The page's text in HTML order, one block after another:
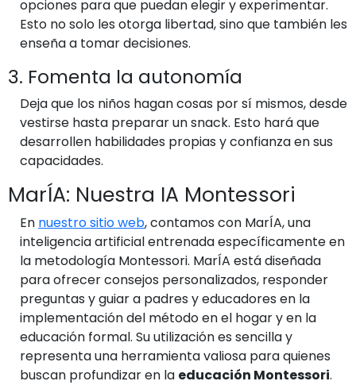
opciones para que puedan elegir y experimentar.
Esto no solo les otorga libertad, sino que también les
enseña a tomar decisiones.
3. Fomenta la autonomía
Deja que los niños hagan cosas por sí mismos, desde
vestirse hasta preparar un snack. Esto hará que
desarrollen habilidades propias y confianza en sus
capacidades.
MarÍA: Nuestra IA Montessori
En nuestro sitio web, contamos con MarÍA, una
inteligencia artificial entrenada específicamente en
la metodología Montessori. MarÍA está diseñada
para ofrecer consejos personalizados, responder
preguntas y guiar a padres y educadores en la
implementación del método en el hogar y en la
educación formal. Su utilización es sencilla y
representa una herramienta valiosa para quienes
buscan profundizar en la educación Montessori.